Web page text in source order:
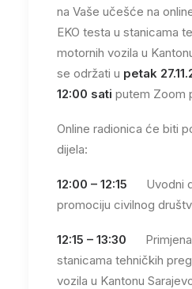
na Vaše učešće na
EKO testa u stanicama
motornih vozila u
se održati u petak
12:00 sati putem Zoom
Online radionica će biti
dijela:
12:00 – 12:15 Uvodni
promociju civilnog
12:15 – 13:30 Primjena
stanicama tehničkih
vozila u Kantonu